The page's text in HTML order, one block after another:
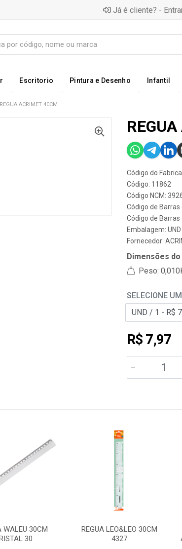
Já é cliente? -
Escritorio Pintura e Desenho Infantil
REGUA ACRIMET 40CM
Código do
Código: 11862
Código NCM:
Código de
Código de
Embalagem: UND
Fornecedor:
Dimensões
Peso:
SELECIONE
R$ 7,97
WALEU 30CM
30
REGUA LEO&LEO 30CM
4327